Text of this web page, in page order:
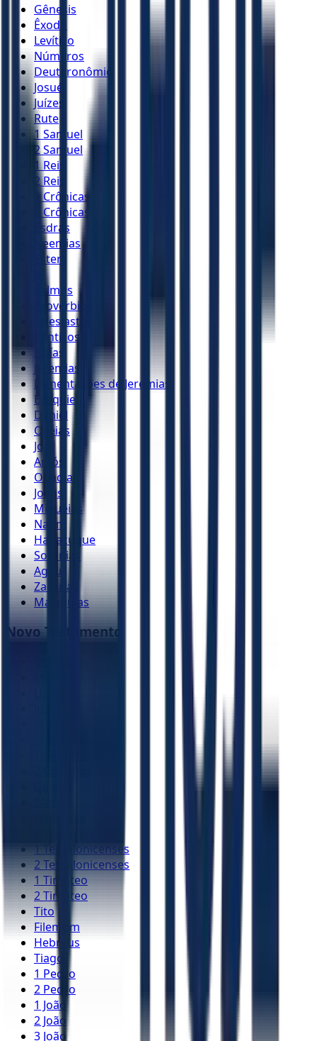
Gênesis
Êxodo
Levítico
Números
Deuteronômio
Josué
Juízes
Rute
1 Samuel
2 Samuel
1 Reis
2 Reis
1 Crônicas
2 Crônicas
Esdras
Neemias
Ester
Salmos
Provérbios
Eclesiastes
Cânticos
Isaías
Jeremias
Lamentações de Jeremias
Ezequiel
Daniel
Oséias
Joel
Amós
Obadias
Jonas
Miquéias
Naum
Habacuque
Sofonias
Ageu
Zacarias
Malaquias
Novo Testamento
1 Tessalonicenses
2 Tessalonicenses
1 Timóteo
2 Timóteo
Tito
Filemom
Hebreus
Tiago
1 Pedro
2 Pedro
1 João
2 João
3 João